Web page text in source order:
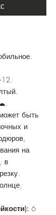
12.
быть
и
на
в
6